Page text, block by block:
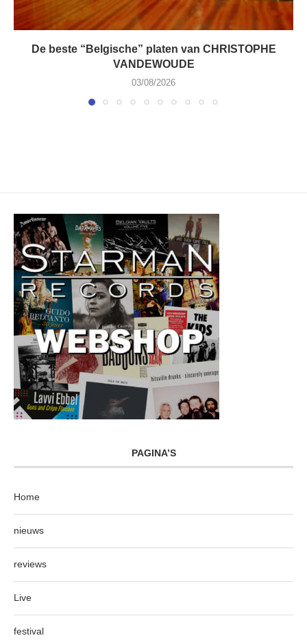
De beste “Belgische” platen van CHRISTOPHE
VANDEWOUDE
03/08/2026
PAGINA’S
Home
nieuws
reviews
Live
festival